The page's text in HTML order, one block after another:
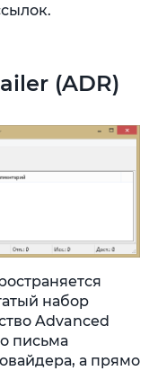
(ADR)
набор
Advanced
письма
а прямо